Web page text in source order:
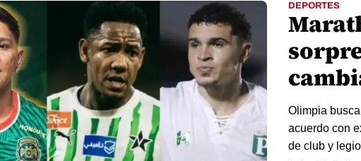
DEPORTES
Olimpia
acuerdo con
de club y